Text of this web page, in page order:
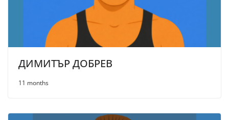
ДИМИТЪР ДОБРЕВ
11 months